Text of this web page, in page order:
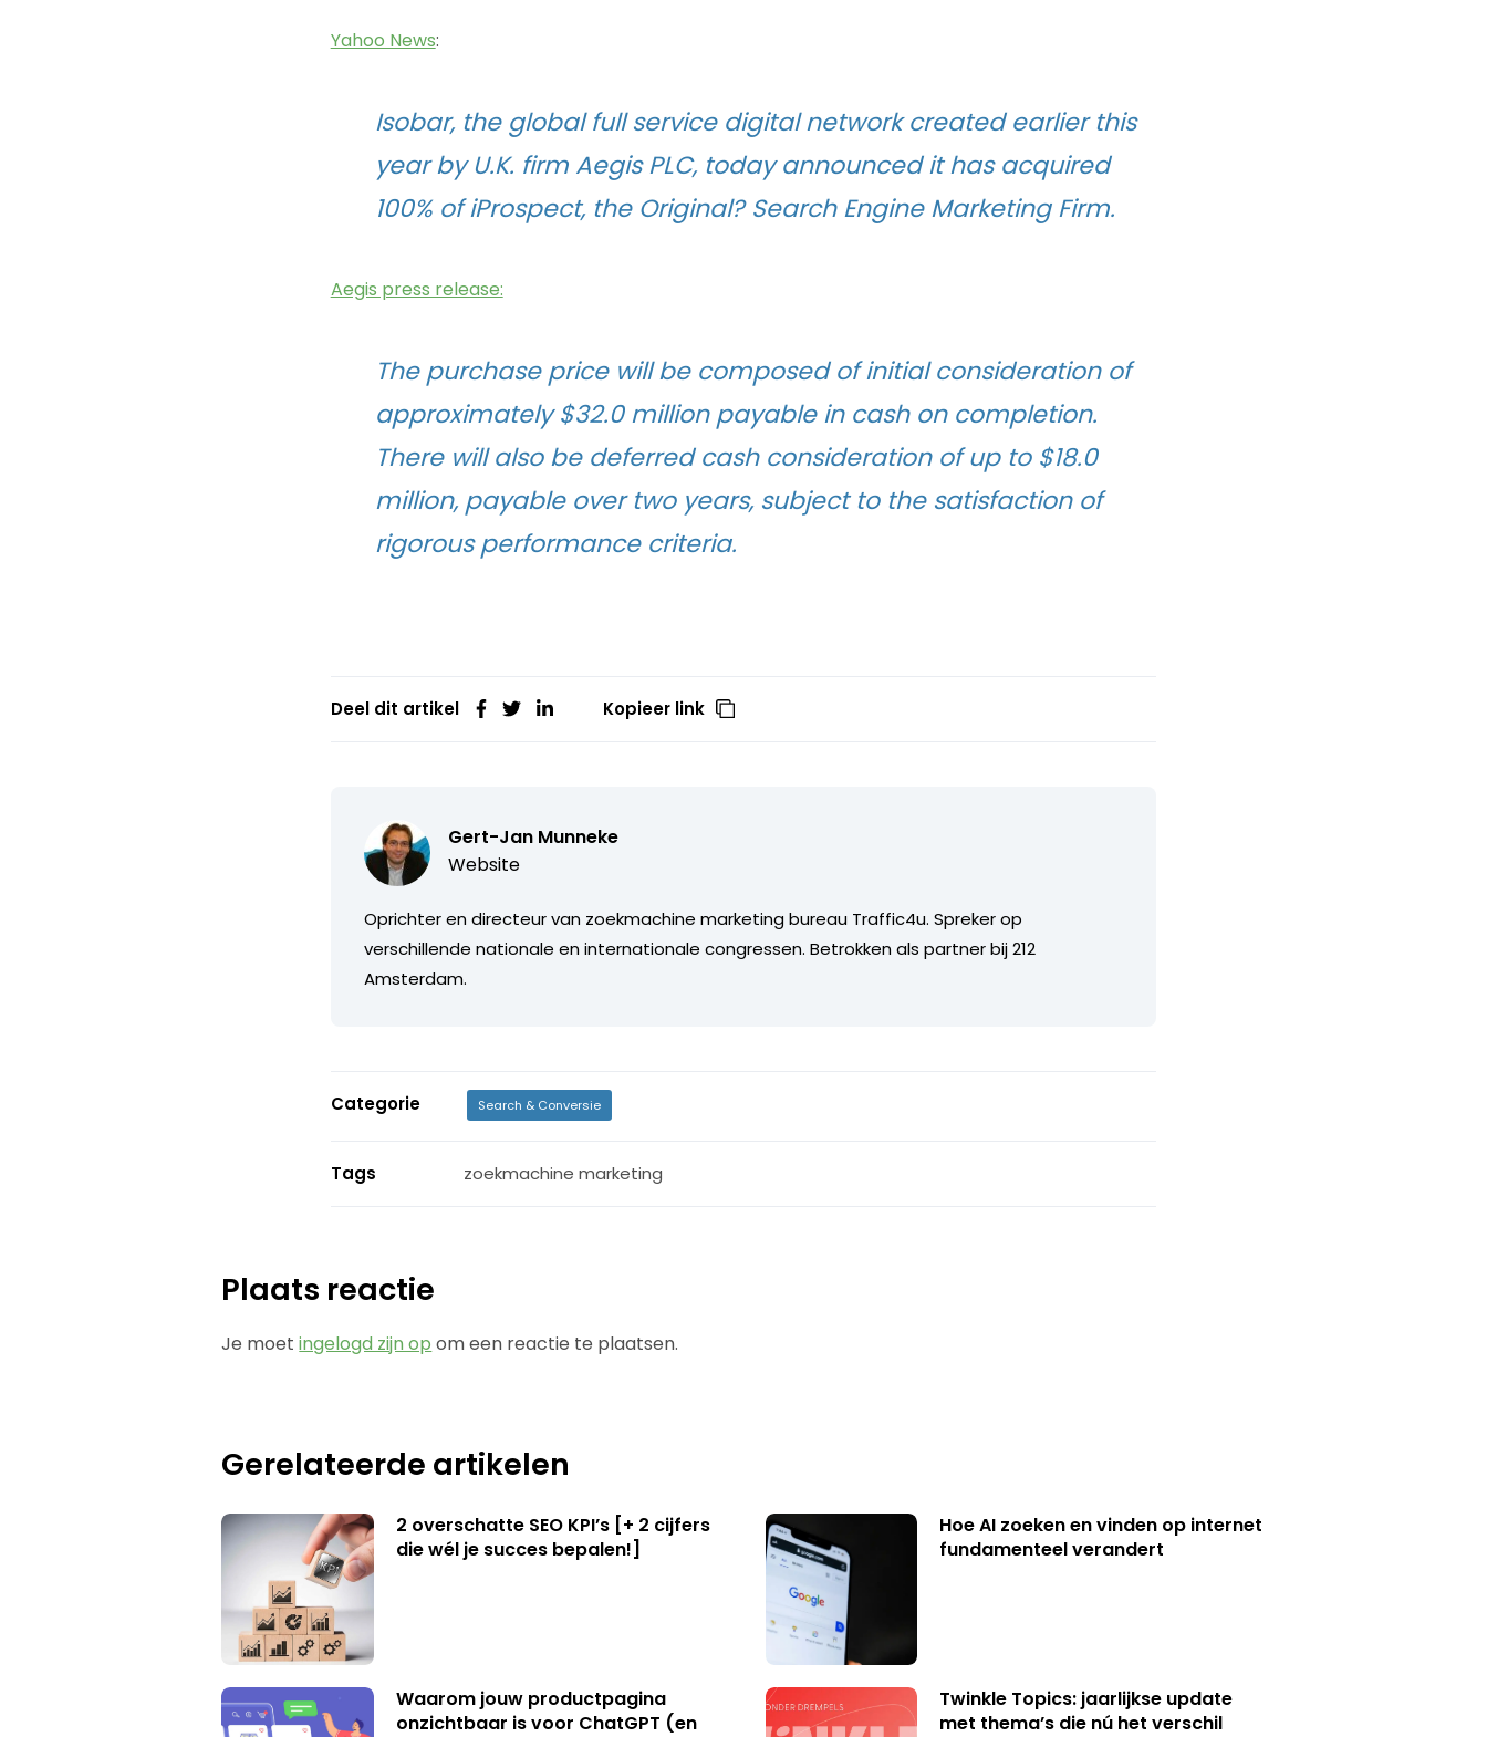
Yahoo News:
Isobar, the global full service digital network created earlier this
year by U.K. firm Aegis PLC, today announced it has acquired
100% of iProspect, the Original? Search Engine Marketing Firm.
Aegis press release:
The purchase price will be composed of initial consideration of
approximately $32.0 million payable in cash on completion.
There will also be deferred cash consideration of up to $18.0
million, payable over two years, subject to the satisfaction of
rigorous performance criteria.
Deel dit artikel Kopieer link
Gert-Jan Munneke
Website
Oprichter en directeur van zoekmachine marketing bureau Traffic4u. Spreker op
verschillende nationale en internationale congressen. Betrokken als partner bij 212
Amsterdam.
Categorie Search & Conversie
Tags zoekmachine marketing
Plaats reactie
Je moetingelogd zijn op om een reactie te plaatsen.
Gerelateerde artikelen
2 overschatte SEO KPI’s [+ 2 cijfers
die wél je succes bepalen!]
Hoe AI zoeken en vinden op internet
fundamenteel verandert
Waarom jouw productpagina
onzichtbaar is voor ChatGPT (en
Twinkle Topics: jaarlijkse update
met thema’s die nú het verschil